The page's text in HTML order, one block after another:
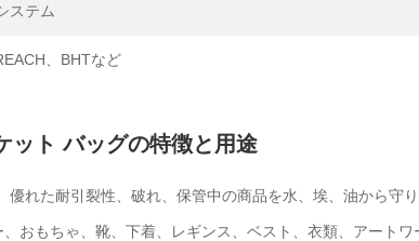
ステム
、BHTなど
ット バッグの特徴と用途
れた耐引裂性、破れ、保管中の商品を水、埃、油から守り
おもちゃ、靴、下着、レギンス、ベスト、衣類、アートワ